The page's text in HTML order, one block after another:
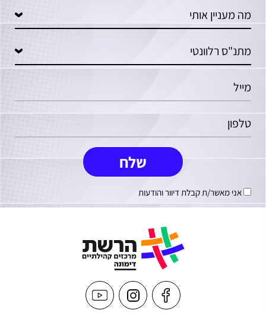
אני מאשר/ת קבלת דיוור והודעות